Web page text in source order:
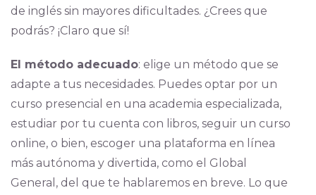
de inglés sin mayores dificultades. ¿Crees que
podrás? ¡Claro que sí!
El método adecuado: elige un método que se
adapte a tus necesidades. Puedes optar por un
curso presencial en una academia especializada,
estudiar por tu cuenta con libros, seguir un curso
online, o bien, escoger una plataforma en línea
más autónoma y divertida, como el Global
General, del que te hablaremos en breve. Lo que